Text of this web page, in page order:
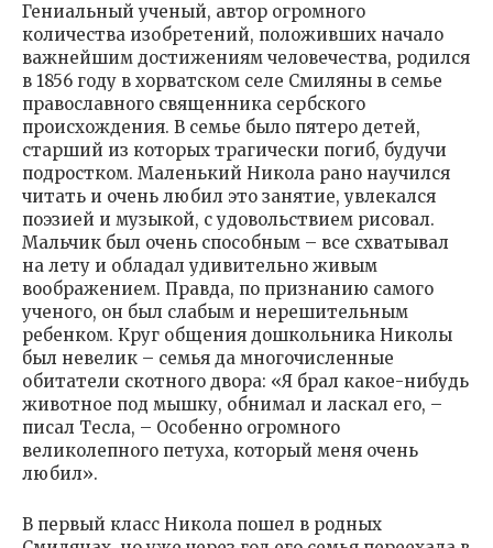
Гениальный ученый, автор огромного
количества изобретений, положивших начало
важнейшим достижениям человечества, родился
в 1856 году в хорватском селе Смиляны в семье
православного священника сербского
происхождения. В семье было пятеро детей,
старший из которых трагически погиб, будучи
подростком. Маленький Никола рано научился
читать и очень любил это занятие, увлекался
поэзией и музыкой, с удовольствием рисовал.
Мальчик был очень способным – все схватывал
на лету и обладал удивительно живым
воображением. Правда, по признанию самого
ученого, он был слабым и нерешительным
ребенком. Круг общения дошкольника Николы
был невелик – семья да многочисленные
обитатели скотного двора: «Я брал какое-нибудь
животное под мышку, обнимал и ласкал его, –
писал Тесла, – Особенно огромного
великолепного петуха, который меня очень
любил».
В первый класс Никола пошел в родных